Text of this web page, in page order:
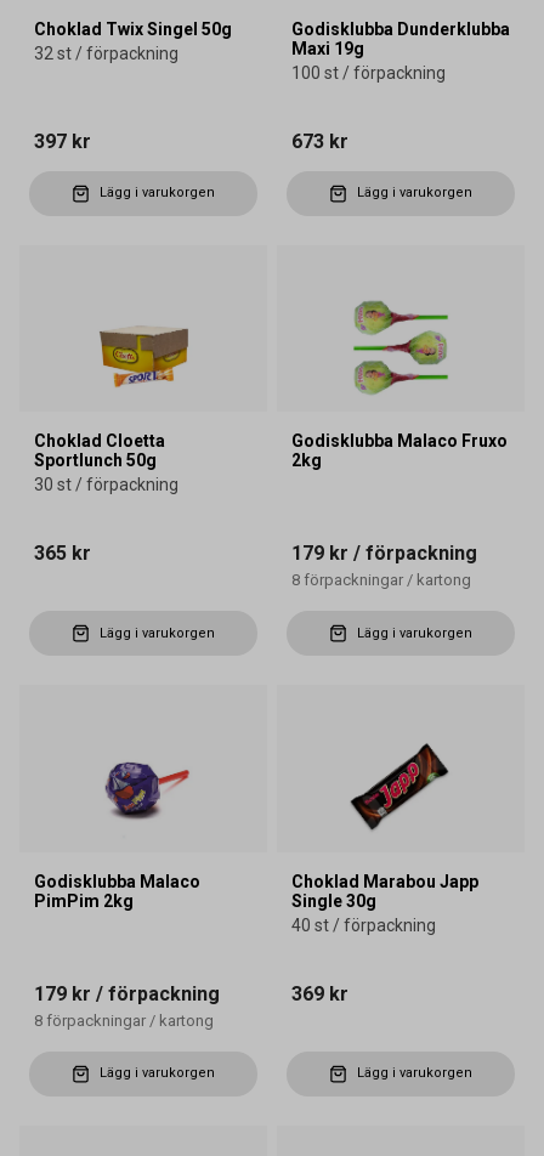
Choklad Twix Singel 50g
32 st / förpackning
397 kr
Lägg i varukorgen
Godisklubba Dunderklubba
Maxi 19g
100 st / förpackning
673 kr
Lägg i varukorgen
Choklad Cloetta
Sportlunch 50g
30 st / förpackning
365 kr
Lägg i varukorgen
Godisklubba Malaco Fruxo
2kg
179 kr / förpackning
8 förpackningar / kartong
Lägg i varukorgen
Godisklubba Malaco
PimPim 2kg
179 kr / förpackning
8 förpackningar / kartong
Lägg i varukorgen
Choklad Marabou Japp
Single 30g
40 st / förpackning
369 kr
Lägg i varukorgen